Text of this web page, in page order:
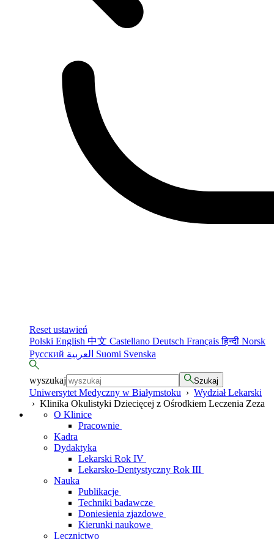
Reset ustawień
Polski English 中文 Castellano Deutsch Françaisहिन्दी Norsk
Русский
Suomi Svenska
wyszukaj Szukaj
Uniwersytet Medyczny w Białymstoku › Wydział Lekarski
› Klinika Okulistyki Dziecięcej z Ośrodkiem Leczenia Zeza
O Klinice
Pracownie
Kadra
Dydaktyka
Lekarski Rok IV
Lekarsko-Dentystyczny Rok III
Nauka
Publikacje
Techniki badawcze
Doniesienia zjazdowe
Kierunki naukowe
Lecznictwo